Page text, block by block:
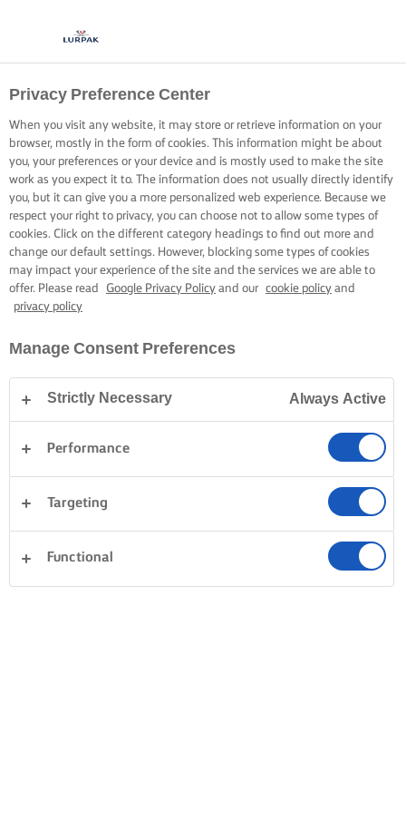
Privacy Preference Center
When you visit any website, it may store or retrieve information on your
browser, mostly in the form of cookies. This information might be about
you, your preferences or your device and is mostly used to make the site
work as you expect it to. The information does not usually directly identify
you, but it can give you a more personalized web experience. Because we
respect your right to privacy, you can choose not to allow some types of
cookies. Click on the different category headings to find out more and
change our default settings. However, blocking some types of cookies
may impact your experience of the site and the services we are able to
offer. Please read
Google Privacy Policy and our cookie policy and
privacy policy
Manage Consent Preferences
Strictly Necessary Always Active
Performance
Targeting
Functional